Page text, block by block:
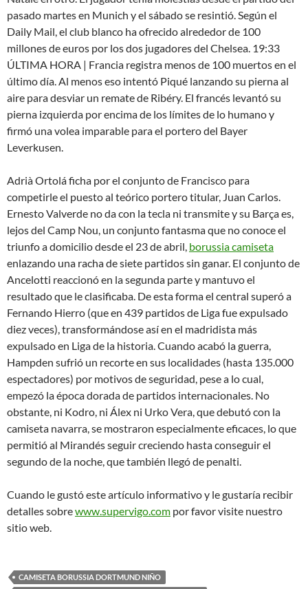
pasado martes en Munich y el sábado se resintió. Según el
Daily Mail, el club blanco ha ofrecido alrededor de 100
millones de euros por los dos jugadores del Chelsea. 19:33
ÚLTIMA HORA | Francia registra menos de 100 muertos en el
último día. Al menos eso intentó Piqué lanzando su pierna al
aire para desviar un remate de Ribéry. El francés levantó su
pierna izquierda por encima de los límites de lo humano y
firmó una volea imparable para el portero del Bayer
Leverkusen.
Adrià Ortolá ficha por el conjunto de Francisco para
competirle el puesto al teórico portero titular, Juan Carlos.
Ernesto Valverde no da con la tecla ni transmite y su Barça es,
lejos del Camp Nou, un conjunto fantasma que no conoce el
triunfo a domicilio desde el 23 de abril, borussia camiseta
enlazando una racha de siete partidos sin ganar. El conjunto de
Ancelotti reaccionó en la segunda parte y mantuvo el
resultado que le clasificaba. De esta forma el central superó a
Fernando Hierro (que en 439 partidos de Liga fue expulsado
diez veces), transformándose así en el madridista más
expulsado en Liga de la historia. Cuando acabó la guerra,
Hampden sufrió un recorte en sus localidades (hasta 135.000
espectadores) por motivos de seguridad, pese a lo cual,
empezó la época dorada de partidos internacionales. No
obstante, ni Kodro, ni Álex ni Urko Vera, que debutó con la
camiseta navarra, se mostraron especialmente eficaces, lo que
permitió al Mirandés seguir creciendo hasta conseguir el
segundo de la noche, que también llegó de penalti.
Cuando le gustó este artículo informativo y le gustaría recibir
detalles sobrewww.supervigo.com por favor visite nuestro
sitio web.
CAMISETA BORUSSIA DORTMUND NIÑO